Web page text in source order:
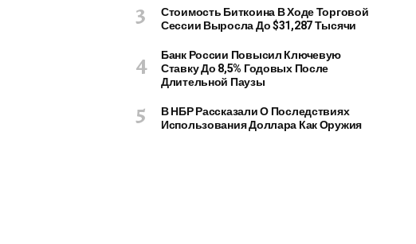
Стоимость Биткоина В Ходе Торговой
Сессии Выросла До $31,287 Тысячи
Банк России Повысил Ключевую
Ставку До 8,5% Годовых После
Длительной Паузы
В НБР Рассказали О Последствиях
Использования Доллара Как Оружия